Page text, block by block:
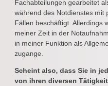
Fachabteilungen gearbeitet
während des Notdienstes mit
Fällen beschäftigt. Allerdings
meiner Zeit in der
in meiner Funktion als
zugange.
Scheint also, dass Sie in
von ihren diversen